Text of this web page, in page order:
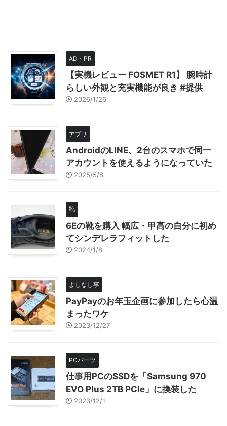
AD・PR
【実機レビュー FOSMET R1】 腕時計
らしい外観と充実機能が良き #提供
2026/1/26
アプリ
AndroidのLINE、2台のスマホで同一
アカウントを使えるようになっていた
2025/5/8
靴
6Eの靴を購入 幅広・甲高の自分に初め
てシンデレラフィットした
2024/1/8
よしなし事
PayPayのお年玉企画に参加したら心温
まったワケ
2023/12/27
PCパーツ
仕事用PCのSSDを「Samsung 970
EVO Plus 2TB PCIe」に換装した
2023/12/1